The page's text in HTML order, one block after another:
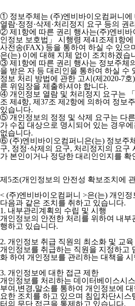
① 정보주체는 (주)엔비바이오컴퍼니에
열람·정정·삭제·처리정지 요구 등의 권
② 제1항에 따른 권리 행사는(주)엔비바
인정보 보호법」 시행령 제41조제1항
사전송(FAX) 등을 통하여 하실 수 있으
은(는) 이에 대해 지체 없이 조치하겠습
③ 제1항에 따른 권리 행사는 정보주체
을 받은 자 등 대리인을 통하여 하실 수
정보 처리 방법에 관한 고시(제2020-7
른 위임장을 제출하셔야 합니다.
④ 개인정보 열람 및 처리정지 요구는
조 제4항, 제37조 제2항에 의하여 정보
있습니다.
⑤ 개인정보의 정정 및 삭제 요구는 다
가 수집 대상으로 명시되어 있는 경우
없습니다.
⑥ (주)엔비바이오컴퍼니은(는) 정보주
구, 정정·삭제의 요구, 처리정지의 요구
가 본인이거나 정당한 대리인인지를 확
제5조(개인정보의 안전성 확보조치에
< (주)엔비바이오컴퍼니 >은(는) 개인정
다음과 같은 조치를 취하고 있습니다.
1. 내부관리계획의 수립 및 시행
개인정보의 안전한 처리를 위하여 내부
행하고 있습니다.
2. 개인정보 취급 직원의 최소화 및 교육
개인정보를 취급하는 직원을 지정하고
화 하여 개인정보를 관리하는 대책을
3. 개인정보에 대한 접근 제한
개인정보를 처리하는 데이터베이스시
부여,변경,말소를 통하여 개인정보에
요한 조치를 하고 있으며 침입차단시스
터의 무단 접근을 통제하고 있습니다.